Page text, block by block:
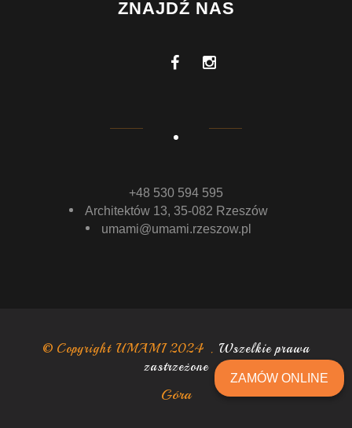
ZNAJDŹ NAS
+48 530 594 595
Architektów 13, 35-082 Rzeszów
umami@umami.rzeszow.pl
© Copyright UMAMI 2024 . Wszelkie prawa
zastrzeżone
Góra
ZAMÓW ONLINE